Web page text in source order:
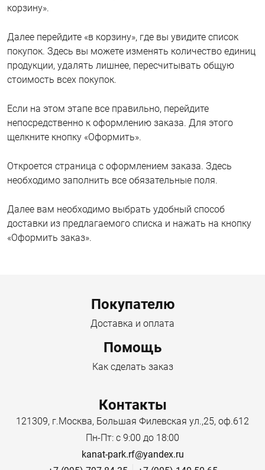
корзину».
Далее перейдите «в корзину», где вы увидите список
покупок. Здесь вы можете изменять количество единиц
продукции, удалять лишнее, пересчитывать общую
стоимость всех покупок.
Если на этом этапе все правильно, перейдите
непосредственно к оформлению заказа. Для этого
щелкните кнопку «Оформить».
Откроется страница с оформлением заказа. Здесь
необходимо заполнить все обязательные поля.
Далее вам необходимо выбрать удобный способ
доставки из предлагаемого списка и нажать на кнопку
«Оформить заказ».
Menu footerПокупателю
Доставка и оплата
Помощь
Как сделать заказ
Контакты
121309, г.Москва, Большая Филевская ул.,25, оф.612
Пн-Пт: с 9:00 до 18:00
kanat-park.rf@yandex.ru